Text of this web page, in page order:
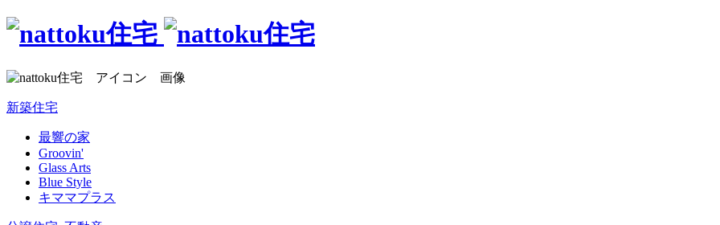
新築住宅
最響の家
Groovin'
Glass Arts
Blue Style
キママプラス